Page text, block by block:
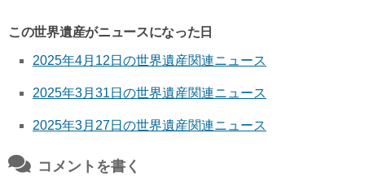
この世界遺産がニュースになった日
2025年4月12日の世界遺産関連ニュース
2025年3月31日の世界遺産関連ニュース
2025年3月27日の世界遺産関連ニュース
コメントを書く